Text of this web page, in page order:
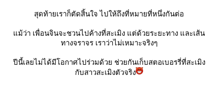
สุดท้ายเราก็ตัดสิ้นใจ ไปให้ถึงที่หมายที่หนึ่งกันต่อ
ม้ว่า เพื่อนจินจะชวนไปค้างที่สะเมิง แต่ด้วยระยะทาง และเส้น
ทางจราจร เราว่าไม่เหมาะจริงๆ
ปีนี้เลยไม่ได้มีโอกาศไปร่วมด้วย ช่วยกันเก็บสตอเบอรรี่ที่สะเมิง
กับสาวสะเมิงตัวจริง